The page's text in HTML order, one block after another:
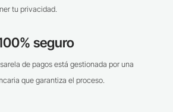
tu privacidad.
seguro
de pagos está gestionada por una
que garantiza el proceso.